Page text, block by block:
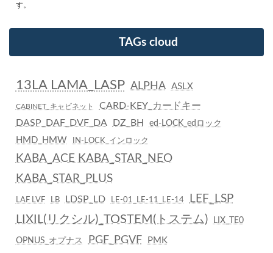
す。
TAGs cloud
13LA LAMA_LASP ALPHA ASLX
CABINET_キャビネット
CARD-KEY_カードキー
DASP_DAF_DVF_DA
DZ_BH ed-LOCK_edロック
HMD_HMW IN-LOCK_インロック
KABA_ACE KABA_STAR_NEO
KABA_STAR_PLUS
LAF LVF LB LDSP_LD LE-01_LE-11_LE-14 LEF_LSP
LIXIL(リクシル)_TOSTEM(トステム) LIX_TE0
OPNUS_オプナス PGF_PGVF PMK